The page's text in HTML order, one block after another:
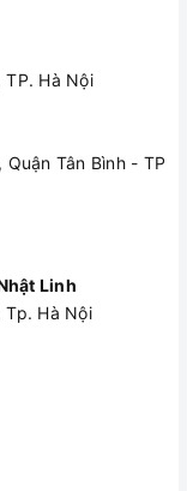
TP. Hà Nội
Tân Bình - TP
Linh
Tp. Hà Nội